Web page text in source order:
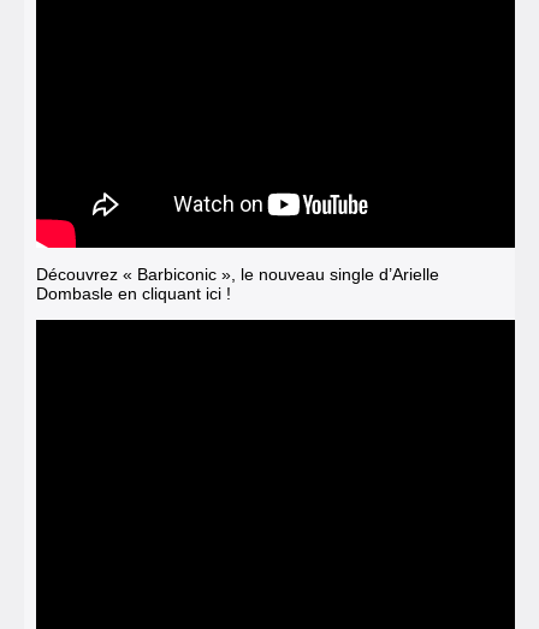
Découvrez « Barbiconic », le nouveau single d’Arielle
Dombasle en cliquant ici !